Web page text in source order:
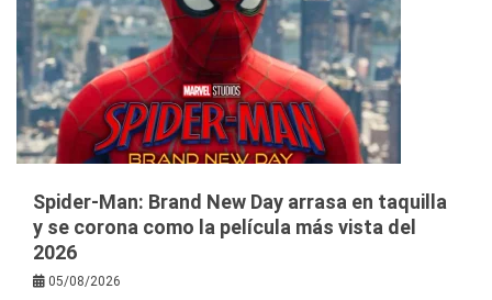
Spider-Man: Brand New Day arrasa en taquilla
y se corona como la película más vista del
2026
05/08/2026